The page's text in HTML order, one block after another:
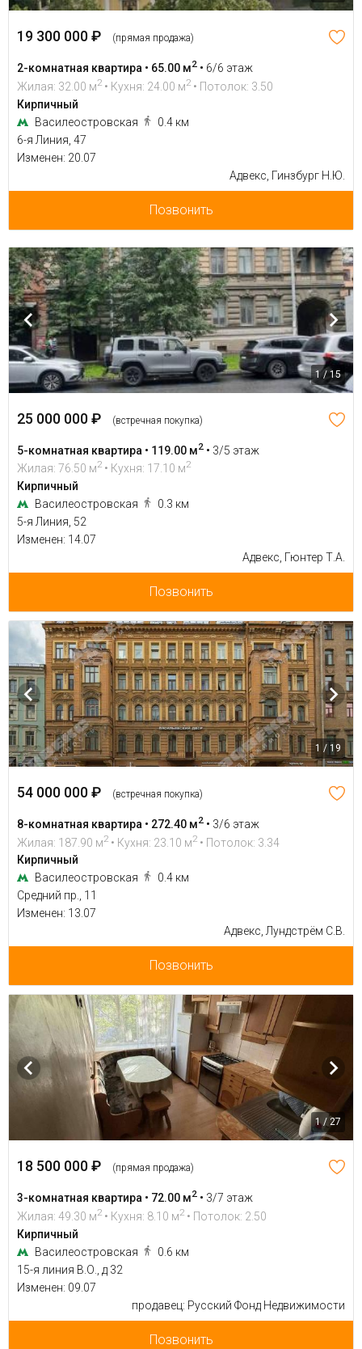
19 300 000 ₽ (прямая продажа)
2-комнатная квартира • 65.00 м2 • 6/6 этаж
Жилая: 32.00 м2 • Кухня: 24.00 м2 • Потолок: 3.50
Кирпичный
Василеостровская
0.4 км
6-я Линия, 47
Изменен: 20.07
Адвекс, Гинзбург Н.Ю.
Позвонить
1 / 15
25 000 000 ₽ (встречная покупка)
5-комнатная квартира • 119.00 м2 • 3/5 этаж
Жилая: 76.50 м2 • Кухня: 17.10 м2
Кирпичный
Василеостровская
0.3 км
5-я Линия, 52
Изменен: 14.07
Адвекс, Гюнтер Т.А.
Позвонить
1 / 19
54 000 000 ₽ (встречная покупка)
8-комнатная квартира • 272.40 м2 • 3/6 этаж
Жилая: 187.90 м2 • Кухня: 23.10 м2 • Потолок: 3.34
Кирпичный
Василеостровская
0.4 км
Средний пр., 11
Изменен: 13.07
Адвекс, Лундстрём С.В.
Позвонить
1 / 27
18 500 000 ₽ (прямая продажа)
3-комнатная квартира • 72.00 м2 • 3/7 этаж
Жилая: 49.30 м2 • Кухня: 8.10 м2 • Потолок: 2.50
Кирпичный
Василеостровская
0.6 км
15-я линия В.О., д 32
Изменен: 09.07
продавец: Русский Фонд Недвижимости
Позвонить